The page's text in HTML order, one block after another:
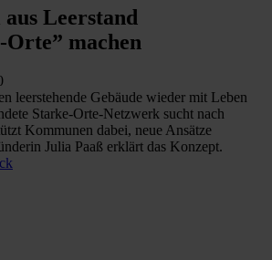
Leerstand
machen
leerstehende Gebäude wieder mit Leben
Starke-Orte-Netzwerk sucht nach
Kommunen dabei, neue Ansätze
Julia Paaß erklärt das Konzept.